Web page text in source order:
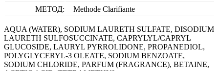
МЕТОД:
Methode Clarifiante
AQUA (WATER), SODIUM LAURETH SULFATE, DISODIUM
LAURETH SULFOSUCCINATE, CAPRYLYL/CAPRYL
GLUCOSIDE, LAURYL PYRROLIDONE, PROPANEDIOL,
POLYGLYCERYL-3 OLEATE, SODIUM BENZOATE,
SODIUM CHLORIDE, PARFUM (FRAGRANCE), BETAINE,